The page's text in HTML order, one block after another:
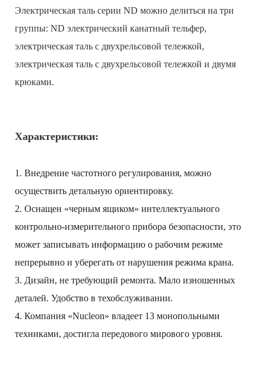
Электрическая таль серии ND можно делиться на три
группы: ND электрический канатный тельфер,
электрическая таль с двухрельсовой тележкой,
электрическая таль с двухрельсовой тележкой и двумя
крюками.
Характеристики:
1. Внедрение частотного регулирования, можно
осуществить детальную ориентировку.
2. Оснащен «черным ящиком» интеллектуального
контрольно-измерительного прибора безопасности, это
может записывать информацию о рабочим режиме
непрерывно и уберегать от нарушения режима крана.
3. Дизайн, не требующий ремонта. Мало изношенных
деталей. Удобство в техобслуживании.
4. Компания «Nucleon» владеет 13 монопольными
техниками, достигла передового мирового уровня.